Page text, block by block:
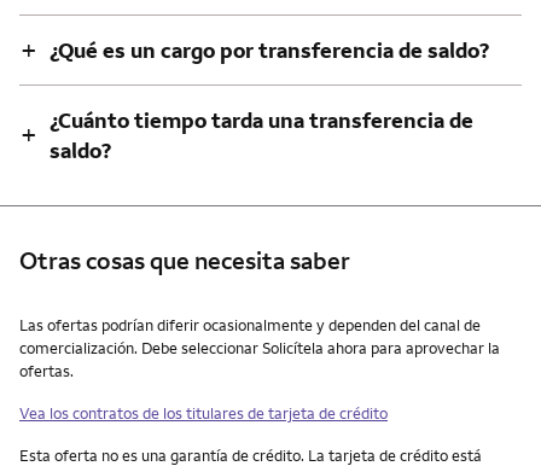
+ ¿Qué es un cargo por transferencia de saldo?
+ ¿Cuánto tiempo tarda una transferencia de
saldo?
Otras cosas que necesita saber
Otras cosas que necesita saber
Las ofertas podrían diferir ocasionalmente y dependen del canal de
comercialización. Debe seleccionar Solicítela ahora para aprovechar la
ofertas.
Vea los contratos de los titulares de tarjeta de crédito
Esta oferta no es una garantía de crédito. La tarjeta de crédito está